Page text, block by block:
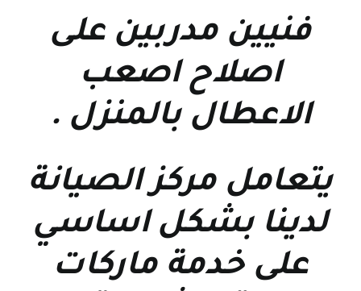
فنيين مدربين على
اصلاح اصعب
الاعطال بالمنزل .
يتعامل مركز الصيانة
لدينا بشكل اساسي
على خدمة ماركات